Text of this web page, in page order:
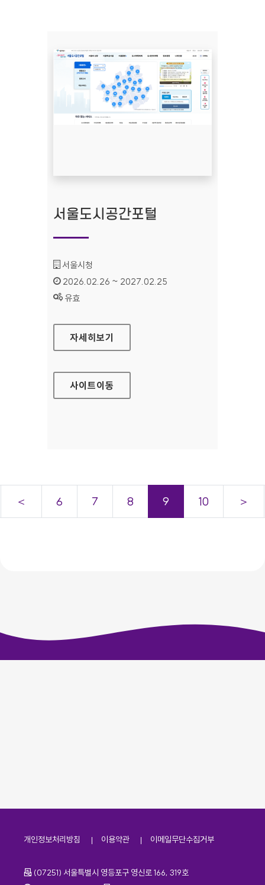
서울도시공간포털
기관명 :
서울시청
인증기간 :
2026.02.26 ~ 2027.02.25
상태 :
유효
서울도시공간포털
자세히보기
사이트이동
＜ 6 7 8 9 10 ＞
개인정보처리방침 이용약관 이메일무단수집거부
주소
(07251) 서울특별시 영등포구 영신로 166, 319호